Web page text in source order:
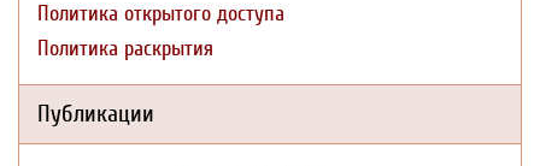
Политика открытого доступа
Политика раскрытия
Публикации